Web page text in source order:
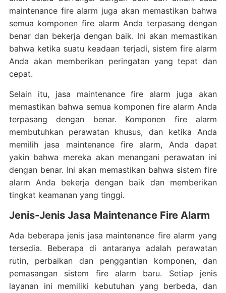
maintenance fire alarm juga akan memastikan bahwa
semua komponen fire alarm Anda terpasang dengan
benar dan bekerja dengan baik. Ini akan memastikan
bahwa ketika suatu keadaan terjadi, sistem fire alarm
Anda akan memberikan peringatan yang tepat dan
cepat.
Selain itu, jasa maintenance fire alarm juga akan
memastikan bahwa semua komponen fire alarm Anda
terpasang dengan benar. Komponen fire alarm
membutuhkan perawatan khusus, dan ketika Anda
memilih jasa maintenance fire alarm, Anda dapat
yakin bahwa mereka akan menangani perawatan ini
dengan benar. Ini akan memastikan bahwa sistem fire
alarm Anda bekerja dengan baik dan memberikan
tingkat keamanan yang tinggi.
Jenis-Jenis Jasa Maintenance Fire Alarm
Ada beberapa jenis jasa maintenance fire alarm yang
tersedia. Beberapa di antaranya adalah perawatan
rutin, perbaikan dan penggantian komponen, dan
pemasangan sistem fire alarm baru. Setiap jenis
layanan ini memiliki kebutuhan yang berbeda, dan